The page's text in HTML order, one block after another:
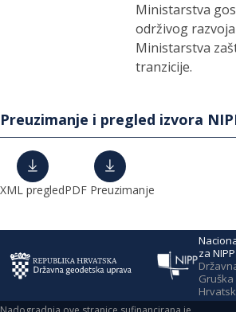
Ministarstva
održivog
Ministarstva
tranzicije.
Preuzimanje i pregled izvora
XML pregledPDF Preuzimanje
za
Gruška